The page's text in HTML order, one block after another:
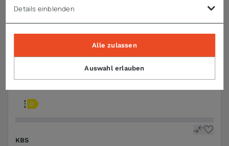
KBS
Details einblenden
Auswahl erlauben
Alle zulassen